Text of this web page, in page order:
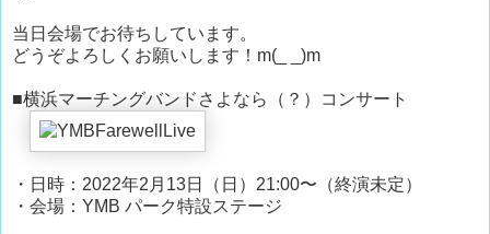
当日会場でお待ちしています。
どうぞよろしくお願いします！m(_ _)m
■横浜マーチングバンドさよなら（？）コンサート
・日時：2022年2月13日（日）21:00〜（終演未定）
・会場：YMB パーク特設ステージ